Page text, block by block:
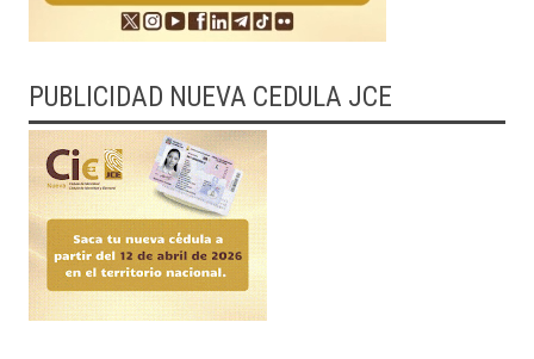
PUBLICIDAD NUEVA CEDULA JCE